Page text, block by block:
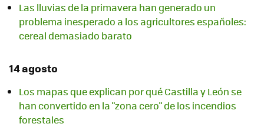
Las lluvias de la primavera han generado un
problema inesperado a los agricultores españoles:
cereal demasiado barato
14 agosto
Los mapas que explican por qué Castilla y León se
han convertido en la "zona cero" de los incendios
forestales